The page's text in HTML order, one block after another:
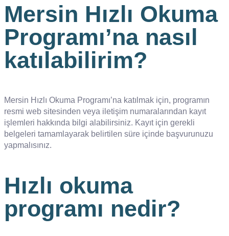
Mersin Hızlı Okuma
Programı’na nasıl
katılabilirim?
Mersin Hızlı Okuma Programı’na katılmak için, programın
resmi web sitesinden veya iletişim numaralarından kayıt
işlemleri hakkında bilgi alabilirsiniz. Kayıt için gerekli
belgeleri tamamlayarak belirtilen süre içinde başvurunuzu
yapmalısınız.
Hızlı okuma
programı nedir?